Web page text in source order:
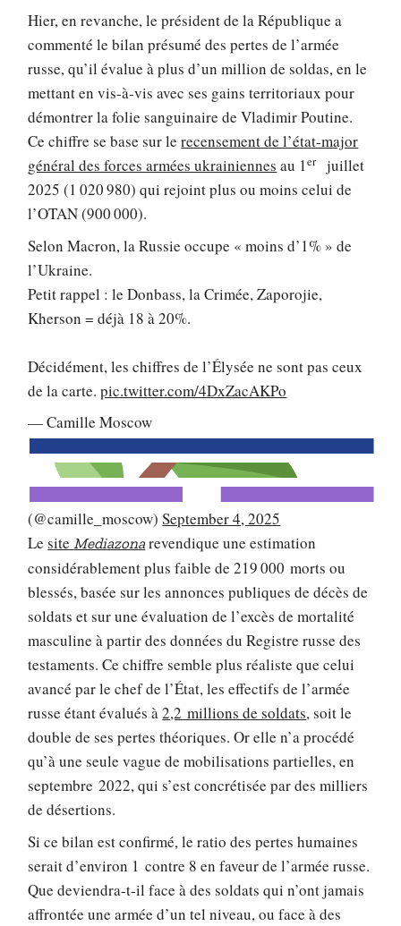
Hier, en revanche, le président de la République a
commenté le bilan présumé des pertes de l’armée
russe, qu’il évalue à plus d’un million de soldas, en le
mettant en vis-à-vis avec ses gains territoriaux pour
démontrer la folie sanguinaire de Vladimir Poutine.
Ce chiffre se base sur lerecensement de l’état-major
général des forces armées ukrainiennes au 1erjuillet
2025 (1 020 980) qui rejoint plus ou moins celui de
l’OTAN (900 000).
Selon Macron, la Russie occupe « moins d’1% » de
l’Ukraine.
Petit rappel : le Donbass, la Crimée, Zaporojie,
Kherson = déjà 18 à 20%.
Décidément, les chiffres de l’Élysée ne sont pas ceux
de la carte.pic.twitter.com/4DxZacAKPo
— Camille Moscow
(@camille_moscow)September 4, 2025
LesiteMediazona revendique une estimation
considérablement plus faible de 219 000 morts ou
blessés, basée sur les annonces publiques de décès de
soldats et sur une évaluation de l’excès de mortalité
masculine à partir des données du Registre russe des
testaments. Ce chiffre semble plus réaliste que celui
avancé par le chef de l’État, les effectifs de l’armée
russe étant évalués à2,2 millions de soldats, soit le
double de ses pertes théoriques. Or elle n’a procédé
qu’à une seule vague de mobilisations partielles, en
septembre 2022, qui s’est concrétisée par des milliers
de désertions.
Si ce bilan est confirmé, le ratio des pertes humaines
serait d’environ 1 contre 8 en faveur de l’armée russe.
Que deviendra-t-il face à des soldats qui n’ont jamais
affrontée une armée d’un tel niveau, ou face à des